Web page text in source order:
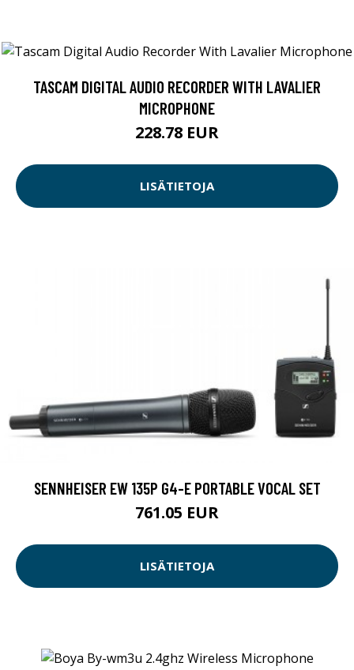
TASCAM DIGITAL AUDIO RECORDER WITH LAVALIER
MICROPHONE
228.78 EUR
LISÄTIETOJA
SENNHEISER EW 135P G4-E PORTABLE VOCAL SET
761.05 EUR
LISÄTIETOJA